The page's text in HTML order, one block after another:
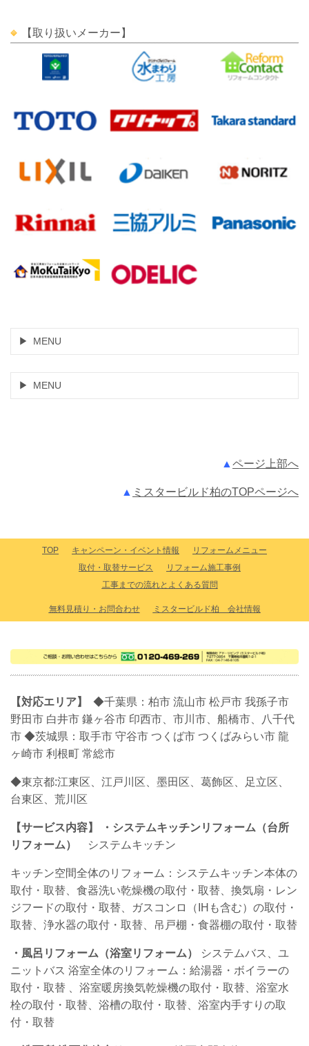
【取り扱いメーカー】
MENU
MENU
▲ ページ上部へ
▲ ミスタービルド柏のTOPページへ
TOP キャンペーン・イベント情報
リフォームメニュー
取付・取替サービス
リフォーム施工事例
工事までの流れとよくある質問
無料見積り・お問合わせ ミスタービルド柏 会社情報
【対応エリア】
◆千葉県：柏市 流山市 松戸市 我孫子市
野田市 白井市 鎌ヶ谷市 印西市、市川市、船橋市、八千代
市 ◆茨城県：取手市 守谷市 つくば市 つくばみらい市 龍
ヶ崎市 利根町 常総市
◆東京都:江東区、江戸川区、墨田区、葛飾区、足立区、
台東区、荒川区
【サービス内容】
・システムキッチンリフォーム（台所
リフォーム）
システムキッチン
キッチン空間全体のリフォーム：システムキッチン本体の
取付・取替、食器洗い乾燥機の取付・取替、換気扇・レン
ジフードの取付・取替、ガスコンロ（IHも含む）の取付・
取替、浄水器の取付・取替、吊戸棚・食器棚の取付・取替
・ 風呂リフォーム（浴室リフォーム）
システムバス、ユ
ニットバス 浴室全体のリフォーム：給湯器・ボイラーの
取付・取替
、浴室暖房換気乾燥機の取付・取替、浴室水
栓の取付・取替、浴槽の取付・取替、浴室内手すりの取
付・取替